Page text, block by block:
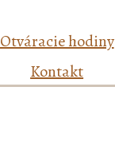
Otváracie hodiny
Kontakt